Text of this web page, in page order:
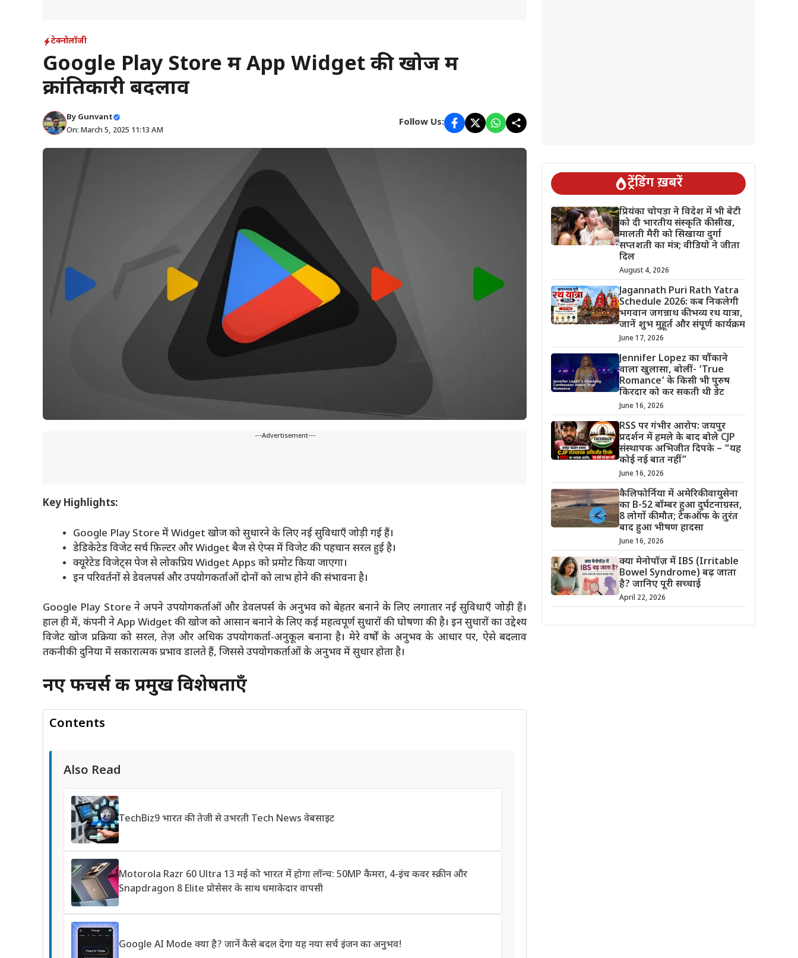
टेक्नोलॉजी
Google Play Store में App Widget की खोज में
क्रांतिकारी बदलाव
By Gunvant
On: March 5, 2025 11:13 AM
Follow Us:
---Advertisement---
Key Highlights:
Google Play Store में Widget खोज को सुधारने के लिए नई सुविधाएँ जोड़ी गई हैं।
डेडिकेटेड विजेट सर्च फ़िल्टर और Widget बैज से ऐप्स में विजेट की पहचान सरल हुई है।
क्यूरेटेड विजेट्स पेज से लोकप्रिय Widget Apps को प्रमोट किया जाएगा।
इन परिवर्तनों से डेवलपर्स और उपयोगकर्ताओं दोनों को लाभ होने की संभावना है।
Google Play Store ने अपने उपयोगकर्ताओं और डेवलपर्स के अनुभव को बेहतर बनाने के लिए लगातार नई सुविधाएँ जोड़ी हैं।
हाल ही में, कंपनी ने App Widget की खोज को आसान बनाने के लिए कई महत्वपूर्ण सुधारों की घोषणा की है। इन सुधारों का उद्देश्य
विजेट खोज प्रक्रिया को सरल, तेज़ और अधिक उपयोगकर्ता-अनुकूल बनाना है। मेरे वर्षों के अनुभव के आधार पर, ऐसे बदलाव
तकनीकी दुनिया में सकारात्मक प्रभाव डालते हैं, जिससे उपयोगकर्ताओं के अनुभव में सुधार होता है।
नए फीचर्स की प्रमुख विशेषताएँ
Contents
Also Read
TechBiz9 भारत की तेजी से उभरती Tech News वेबसाइट
Motorola Razr 60 Ultra 13 मई को भारत में होगा लॉन्च: 50MP कैमरा, 4-इंच कवर स्क्रीन और
Snapdragon 8 Elite प्रोसेसर के साथ धमाकेदार वापसी
Google AI Mode क्या है? जानें कैसे बदल देगा यह नया सर्च इंजन का अनुभव!
ट्रेंडिंग ख़बरें
प्रियंका चोपड़ा ने विदेश में भी बेटी
को दी भारतीय संस्कृति की सीख,
मालती मैरी को सिखाया दुर्गा
सप्तशती का मंत्र; वीडियो ने जीता
दिल
August 4, 2026
Jagannath Puri Rath Yatra
Schedule 2026: कब निकलेगी
भगवान जगन्नाथ की भव्य रथ यात्रा,
जानें शुभ मुहूर्त और संपूर्ण कार्यक्रम
June 17, 2026
Jennifer Lopez का चौंकाने
वाला खुलासा, बोलीं- ‘True
Romance’ के किसी भी पुरुष
किरदार को कर सकती थी डेट
June 16, 2026
RSS पर गंभीर आरोप: जयपुर
प्रदर्शन में हमले के बाद बोले CJP
संस्थापक अभिजीत दिपके – “यह
कोई नई बात नहीं”
June 16, 2026
कैलिफोर्निया में अमेरिकी वायुसेना
का B-52 बॉम्बर हुआ दुर्घटनाग्रस्त,
8 लोगों की मौत; टेकऑफ के तुरंत
बाद हुआ भीषण हादसा
June 16, 2026
क्या मेनोपॉज़ में IBS (Irritable
Bowel Syndrome) बढ़ जाता
है? जानिए पूरी सच्चाई
April 22, 2026